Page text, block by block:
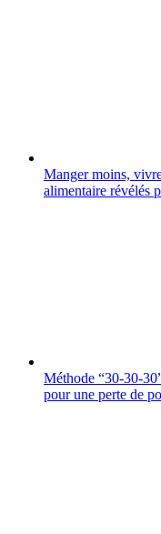
Manger moins,
alimentaire révélés
Méthode “30-30-
pour une perte de